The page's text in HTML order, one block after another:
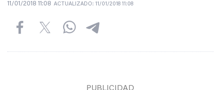
11/01/2018 11:08 ACTUALIZADO: 11/01/2018 11:08